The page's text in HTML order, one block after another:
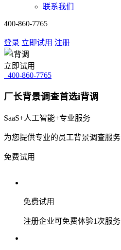
联系我们
400-860-7765
登录 立即试用 注册
立即试用
400-860-7765
厂长背景调查首选i背调
SaaS+人工智能+专业服务
为您提供专业的员工背景调查服务
免费试用
免费试用
注册企业可免费体验1次服务